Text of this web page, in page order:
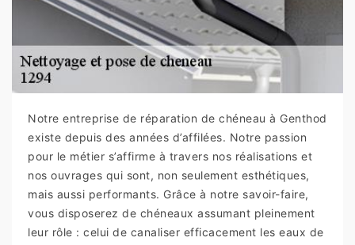
Notre entreprise de réparation de chéneau à Genthod
existe depuis des années d’affilées. Notre passion
pour le métier s’affirme à travers nos réalisations et
nos ouvrages qui sont, non seulement esthétiques,
mais aussi performants. Grâce à notre savoir-faire,
vous disposerez de chéneaux assumant pleinement
leur rôle : celui de canaliser efficacement les eaux de